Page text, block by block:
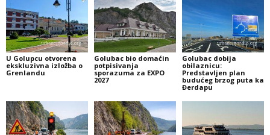
U Golupcu otvorena
ekskluzivna izložba o
Grenlandu
Golubac bio domaćin
potpisivanja
sporazuma za EXPO
2027
Golubac dobija
obilaznicu:
Predstavljen plan
budućeg brzog puta ka
Đerdapu